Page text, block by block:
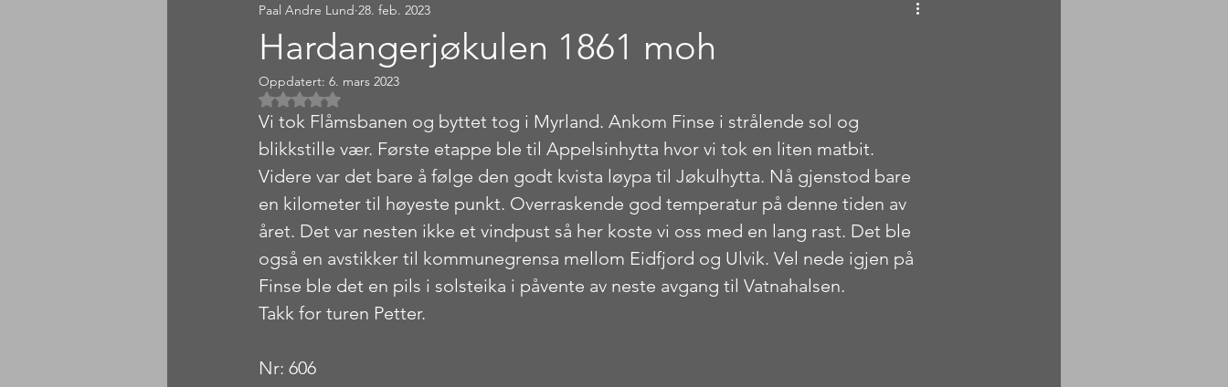
Sørlandet Østlandet
Hardangerjøkulen 1861 moh
Paal Andre Lund 28. feb. 2023
Oppdatert: 6. mars 2023
Gitt NaN av 5 stjerner.
Vi tok Flåmsbanen og byttet tog i Myrland. Ankom Finse i strålende sol og
blikkstille vær. Første etappe ble til Appelsinhytta hvor vi tok en liten matbit.
Videre var det bare å følge den godt kvista løypa til Jøkulhytta. Nå gjenstod bare
en kilometer til høyeste punkt. Overraskende god temperatur på denne tiden av
året. Det var nesten ikke et vindpust så her koste vi oss med en lang rast. Det ble
også en avstikker til kommunegrensa mellom Eidfjord og Ulvik. Vel nede igjen på
Finse ble det en pils i solsteika i påvente av neste avgang til Vatnahalsen.
Takk for turen Petter.
Nr: 606